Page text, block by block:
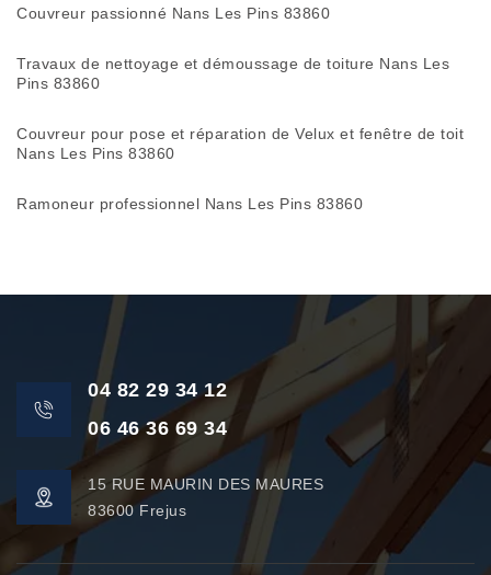
Couvreur passionné Nans Les Pins 83860
Travaux de nettoyage et démoussage de toiture Nans Les
Pins 83860
Couvreur pour pose et réparation de Velux et fenêtre de toit
Nans Les Pins 83860
Ramoneur professionnel Nans Les Pins 83860
04 82 29 34 12
06 46 36 69 34
15 RUE MAURIN DES MAURES
83600 Frejus